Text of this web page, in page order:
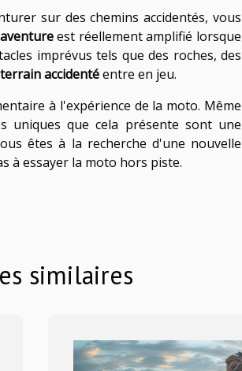
sur des chemins accidentés, vous
est réellement amplifié lorsque
imprévus tels que des roches, des
accidentéentre en jeu.
à l'expérience de la moto. Même
uniques que cela présente sont une
êtes à la recherche d'une nouvelle
à essayer la moto hors piste.
similaires